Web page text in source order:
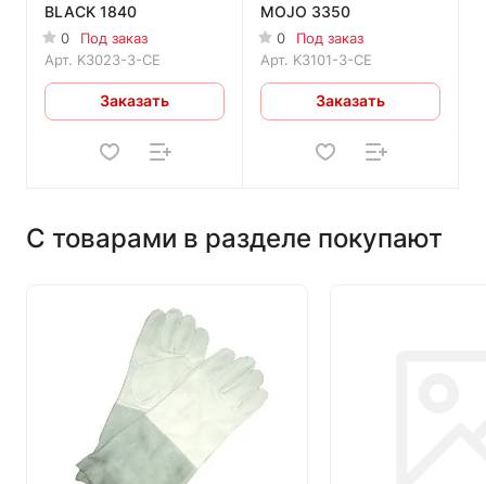
BLACK 1840
0
Под заказ
Арт. K3023-3-CE
Заказать
MOJO 3350
0
Под заказ
Арт. K3101-3-CE
Заказать
С товарами в разделе покупают